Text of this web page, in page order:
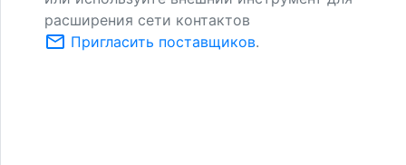
расширения сети контактов
mail_outline Пригласить поставщиков.